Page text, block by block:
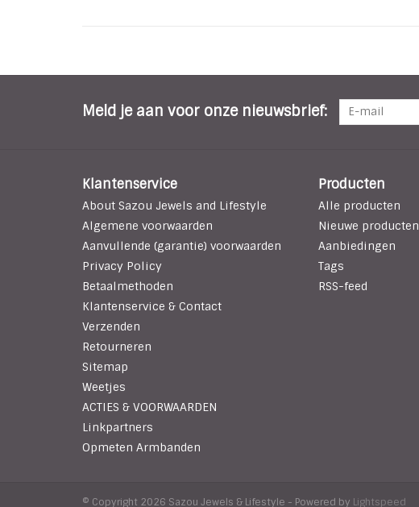
Meld je aan voor onze nieuwsbrief:
Klantenservice
About Sazou Jewels and Lifestyle
Algemene voorwaarden
Aanvullende (garantie) voorwaarden
Privacy Policy
Betaalmethoden
Klantenservice & Contact
Verzenden
Retourneren
Sitemap
Weetjes
ACTIES & VOORWAARDEN
Linkpartners
Opmeten Armbanden
Producten
Alle producten
Nieuwe producten
Aanbiedingen
Tags
RSS-feed
© Copyright 2026 Sazou Jewels & Lifestyle - Powered by Lightspeed